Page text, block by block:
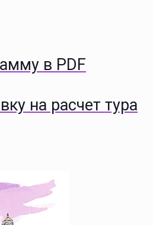
в PDF
на расчет тура